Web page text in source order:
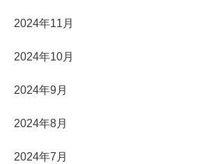
2024年11月
2024年10月
2024年9月
2024年8月
2024年7月